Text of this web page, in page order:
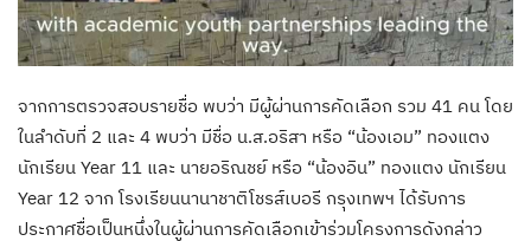
จากการตรวจสอบรายชื่อ พบว่า มีผู้ผ่านการคัดเลือก รวม 41 คน โดย
ในลำดับที่ 2 และ 4 พบว่า มีชื่อ น.ส.อริสา หรือ “น้องเอม” ทองแตง
นักเรียน Year 11 และ นายอริณชย์ หรือ “น้องอิน” ทองแตง นักเรียน
Year 12 จาก โรงเรียนนานาชาติโชรส์เบอรี กรุงเทพฯ ได้รับการ
ประกาศชื่อเป็นหนึ่งในผู้ผ่านการคัดเลือกเข้าร่วมโครงการดังกล่าว